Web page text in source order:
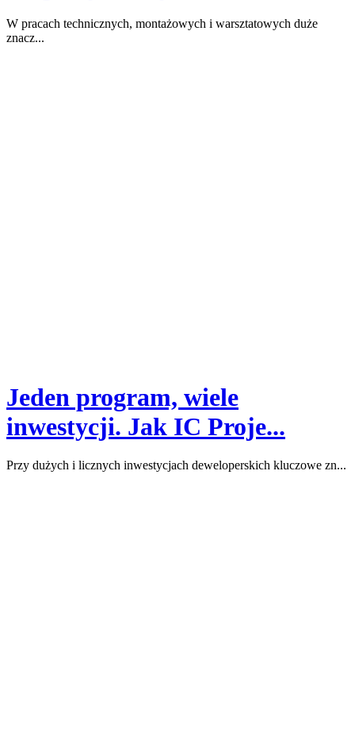
W pracach technicznych, montażowych i warsztatowych duże
znacz...
Jeden program, wiele
inwestycji. Jak IC Proje...
Przy dużych i licznych inwestycjach deweloperskich kluczowe zn...